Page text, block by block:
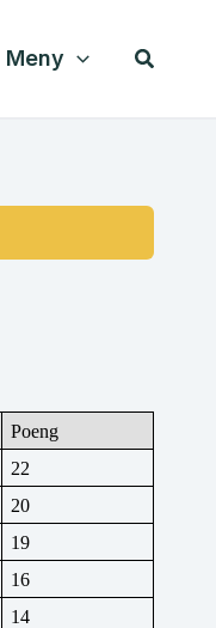
Meny Søk
Poeng
22
20
19
16
14